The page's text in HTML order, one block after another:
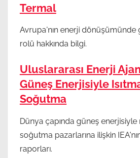
Termal
Avrupa'nın enerji dönüşümünde
rolü hakkında bilgi.
Uluslararası Enerji
Güneş Enerjisiyle
Soğutma
Dünya çapında güneş enerjisiyle
soğutma pazarlarına ilişkin
raporları.